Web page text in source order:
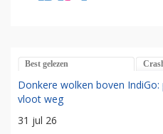
Best gelezen
Donkere wolken boven
vloot weg
31 jul 26